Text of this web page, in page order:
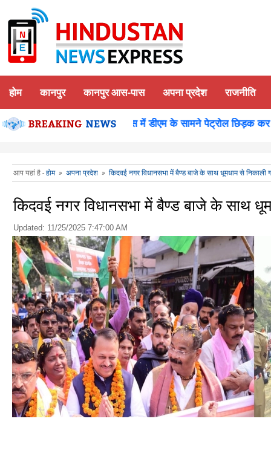
होम कानपुर कानपुर आस-पास अपना प्रदेश राजनीति
पूजन कानपुर-समाधान दिवस में डीएम के सामने पेट्रोल छिड़क कर
आप यहां है - होम» अपना प्रदेश » किदवई नगर विधानसभा में बैण्ड बाजे के साथ धूमधाम से निकाली
किदवई नगर विधानसभा में बैण्ड बाजे के साथ
Updated: 11/25/2025 7:47:00 AM